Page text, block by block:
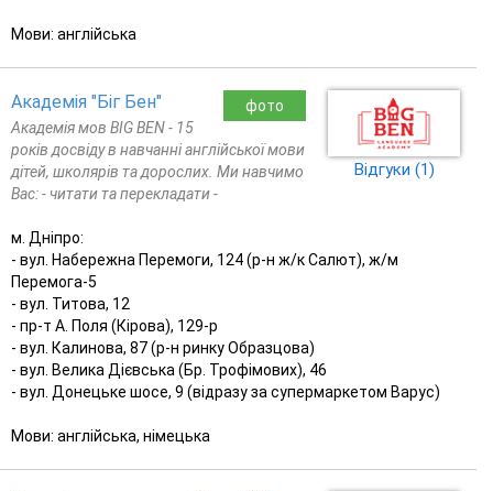
Мови: англійська
Відгуки (1)
фото
Академія "Біг Бен"
Академія мов BIG BEN - 15
років досвіду в навчанні англійської мови
дітей, школярів та дорослих. Ми навчимо
Вас: - читати та перекладати -
м. Дніпро:
- вул. Набережна Перемоги, 124 (р-н ж/к Салют), ж/м
Перемога-5
- вул. Титова, 12
- пр-т А. Поля (Кірова), 129-р
- вул. Калинова, 87 (р-н ринку Образцова)
- вул. Велика Дієвська (Бр. Трофімових), 46
- вул. Донецьке шосе, 9 (відразу за супермаркетом Варус)
Мови: англійська, німецька